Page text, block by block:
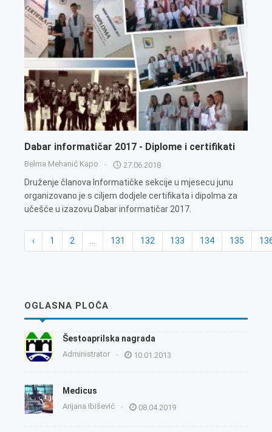
Dabar informatičar 2017 - Diplome i certifikati
Belma Mehanić Kapo 27.06.2018
Druženje članova Informatičke sekcije u mjesecu junu
organizovano je s ciljem dodjele certifikata i dipolma za
učešće u izazovu Dabar informatičar 2017.
‹ 1 2 ... 131 132 133 134 135
OGLASNA PLOČA
Šestoaprilska nagrada
Administrator 10.01.2013
Medicus
Arijana Ibišević 08.04.2019